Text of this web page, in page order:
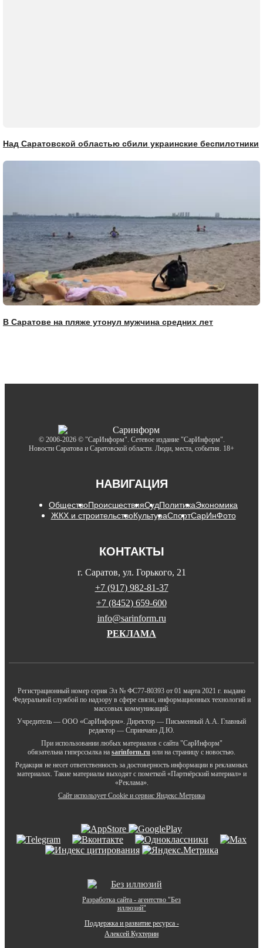
Над Саратовской областью сбили украинские беспилотники
В Саратове на пляже утонул мужчина средних лет
© 2006-2026 © "СарИнформ". Сетевое издание "СарИнформ".
Новости Саратова и Саратовской области. Люди, места, события. 18+
НАВИГАЦИЯ
ОбществоПроисшествияСудПолитикаЭкономика
ЖКХ и строительствоКультураСпортСарИнФото
КОНТАКТЫ
г. Саратов, ул. Горького, 21
+7 (917) 982-81-37
+7 (8452) 659-600
info@sarinform.ru
РЕКЛАМА
Регистрационный номер серия Эл № ФС77-80393 от 01 марта 2021 г. выдано
Федеральной службой по надзору в сфере связи, информационных технологий и
массовых коммуникаций.
Учредитель — ООО «СарИнформ». Директор — Письменный А.А. Главный
редактор — Спринчанэ Д.Ю.
При использовании любых материалов с сайта "СарИнформ"
обязательна гиперссылка на sarinform.ru или на страницу с новостью.
Редакция не несет ответственность за достоверность информации в рекламных
материалах. Такие материалы выходят с пометкой «Партнёрский материал» и
«Реклама».
Сайт использует Cookie и сервиc Яндекс.Метрика
Разработка сайта - агентство "Без
иллюзий"
Поддержка и развитие ресурса -
Алексей Кухтерин